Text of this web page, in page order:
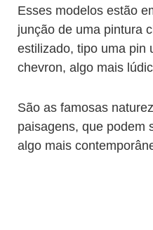
Esses modelos estão
junção de uma pintura
estilizado, tipo uma pin
chevron, algo mais
São as famosas
paisagens, que podem
algo mais